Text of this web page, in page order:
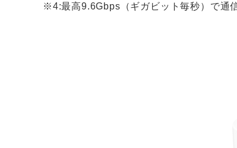
※4:最高9.6Gbps（ギガビット毎秒）で通